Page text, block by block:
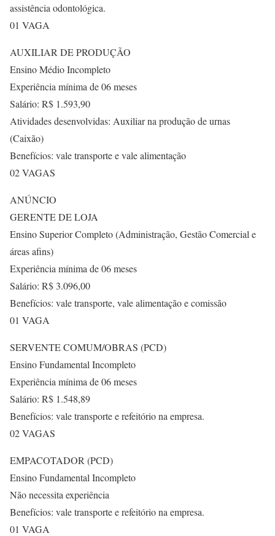
assistência odontológica.
01 VAGA
AUXILIAR DE PRODUÇÃO
Ensino Médio Incompleto
Experiência mínima de 06 meses
Salário: R$ 1.593,90
Atividades desenvolvidas: Auxiliar na produção de urnas
(Caixão)
Benefícios: vale transporte e vale alimentação
02 VAGAS
ANÚNCIO
GERENTE DE LOJA
Ensino Superior Completo (Administração, Gestão Comercial e
áreas afins)
Experiência mínima de 06 meses
Salário: R$ 3.096,00
Benefícios: vale transporte, vale alimentação e comissão
01 VAGA
SERVENTE COMUM/OBRAS (PCD)
Ensino Fundamental Incompleto
Experiência mínima de 06 meses
Salário: R$ 1.548,89
Benefícios: vale transporte e refeitório na empresa.
02 VAGAS
EMPACOTADOR (PCD)
Ensino Fundamental Incompleto
Não necessita experiência
Benefícios: vale transporte e refeitório na empresa.
01 VAGA